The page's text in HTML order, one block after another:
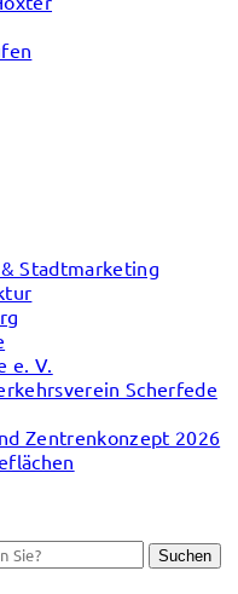
Stadtmarketing
e. V.
Scherfede
Zentrenkonzept 2026
Suchen